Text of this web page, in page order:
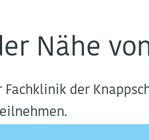
Nähe
Fachklinik der